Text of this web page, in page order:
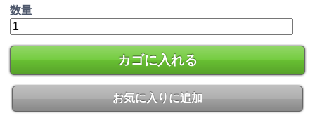
数量
カゴに入れる
お気に入りに追加